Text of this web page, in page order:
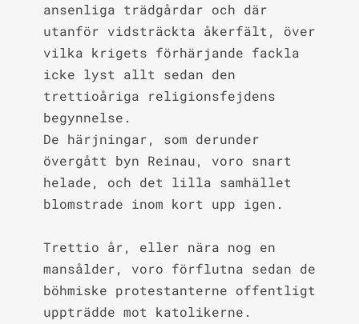
ansenliga trädgårdar och där
utanför vidsträckta åkerfält, över
vilka krigets förhärjande fackla
icke lyst allt sedan den
trettioåriga religionsfejdens
begynnelse.
De härjningar, som derunder
övergått byn Reinau, voro snart
helade, och det lilla samhället
blomstrade inom kort upp igen.
Trettio år, eller nära nog en
mansålder, voro förflutna sedan de
böhmiske protestanterne offentligt
uppträdde mot katolikerne.